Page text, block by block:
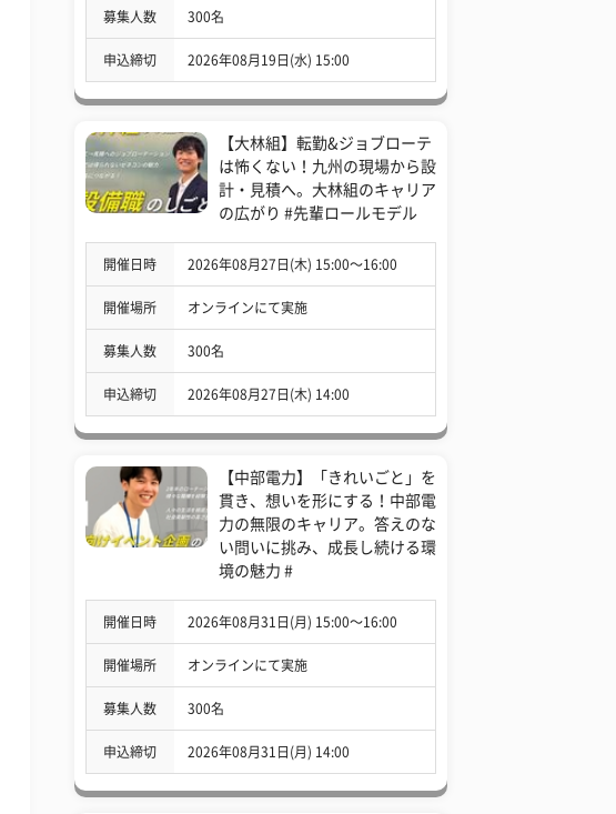
募集人数 300名
申込締切 2026年08月19日(水) 15:00
【大林組】転勤&ジョブローテ
は怖くない！九州の現場から設
計・見積へ。大林組のキャリア
の広がり #先輩ロールモデル
開催日時 2026年08月27日(木) 15:00〜16:00
開催場所 オンラインにて実施
募集人数 300名
申込締切 2026年08月27日(木) 14:00
【中部電力】「きれいごと」を
貫き、想いを形にする！中部電
力の無限のキャリア。答えのな
い問いに挑み、成長し続ける環
境の魅力 #
開催日時 2026年08月31日(月) 15:00〜16:00
開催場所 オンラインにて実施
募集人数 300名
申込締切 2026年08月31日(月) 14:00